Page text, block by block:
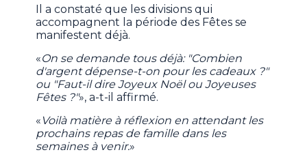
Il a constaté que les divisions qui
accompagnent la période des Fêtes se
manifestent déjà.
«On se demande tous déjà: "Combien
d'argent dépense-t-on pour les cadeaux ?"
ou "Faut-il dire Joyeux Noël ou Joyeuses
Fêtes ?"», a-t-il affirmé.
« Voilà matière à réflexion en attendant les
prochains repas de famille dans les
semaines à venir.»